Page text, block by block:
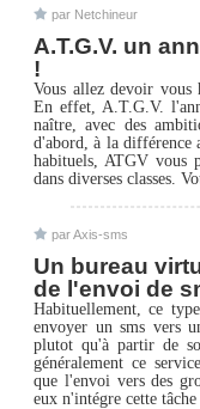
par Netchineur
A.T.G.V. un
!
Vous allez devoir
En effet, A.T.G.V.
naître, avec des
d'abord, à la différence
habituels, ATGV vous
dans diverses classes.
par Axis-sms
Un bureau
de l'envoi de
Habituellement, ce
envoyer un sms vers
plutot qu'à partir de
généralement ce
que l'envoi vers des
eux n'intégre cette